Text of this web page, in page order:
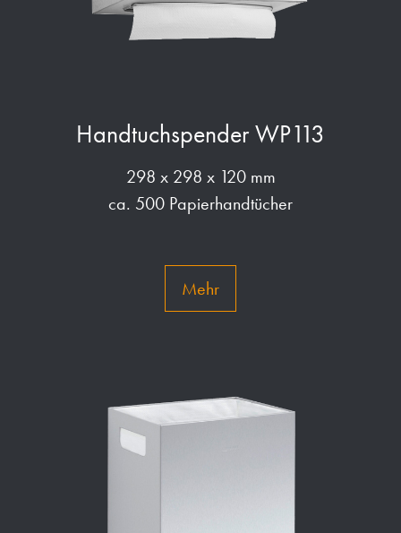
Handtuchspender WP113
298 x 298 x 120 mm
ca. 500 Papierhandtücher
Mehr